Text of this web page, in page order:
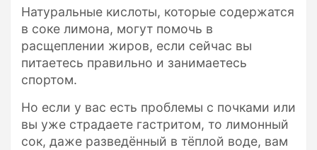
Натуральные кислоты, которые содержатся
в соке лимона, могут помочь в
расщеплении жиров, если сейчас вы
питаетесь правильно и занимаетесь
спортом.
Но если у вас есть проблемы с почками или
вы уже страдаете гастритом, то лимонный
сок, даже разведённый в тёплой воде, вам